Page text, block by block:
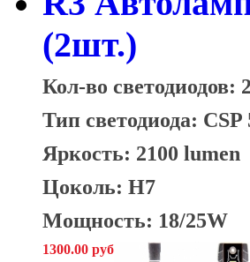
(2шт.)
Кол-во светодиодов: 2
Тип светодиода: CSP
Яркость: 2100 lumen
Цоколь: H7
Мощность: 18/25W
1300.00 руб